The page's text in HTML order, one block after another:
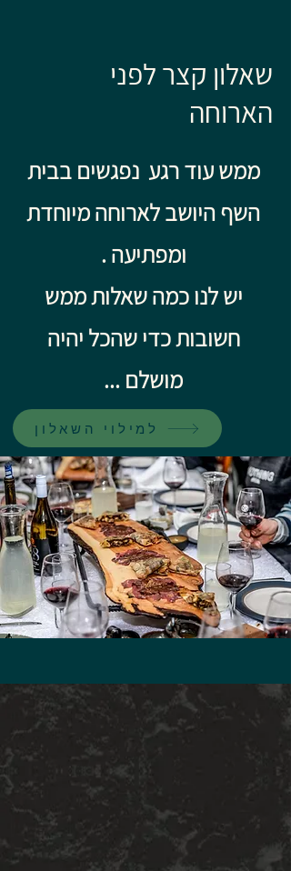
שאלון קצר לפני
הארוחה
ממש עוד רגע נפגשים בבית
השף היושב לארוחה מיוחדת
ומפתיעה .
יש לנו כמה שאלות ממש
חשובות כדי שהכל יהיה
מושלם ...
למילוי השאלון